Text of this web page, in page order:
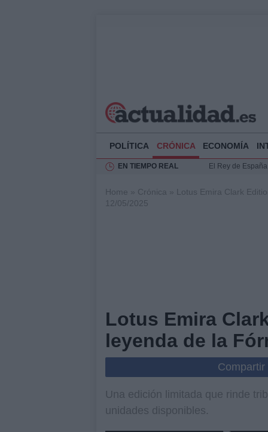
POLÍTICA CRÓNICA ECONOMÍA
EN TIEMPO REAL
El Rey de
Guía técnica
Home » Crónica »
Lotus Emira Clark
12/05/2025
Lotus Emira
leyenda de la
Una edición limitada que rinde
unidades disponibles.